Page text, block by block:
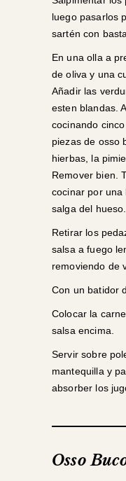
luego pasarlos
sartén con
En una olla a
de oliva y una
Añadir las
esten blandas.
cocinando
piezas de osso
hierbas, la
Remover bien.
cocinar por una
salga del hueso.
Retirar los
salsa a fuego
removiendo de
Con un batidor
Colocar la
salsa encima.
Servir sobre
mantequilla y
absorber los
Osso